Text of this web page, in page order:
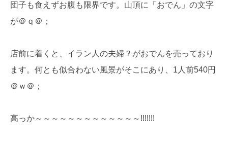
団子も食えずお腹も限界です。山頂に「おでん」の文字
が＠ｑ＠；
店前に着くと、イラン人の夫婦？がおでんを売っており
ます。何とも似合わない風景がそこにあり、1人前540円
＠ｗ＠；
高っか～～～～～～～～～～～～～!!!!!!!